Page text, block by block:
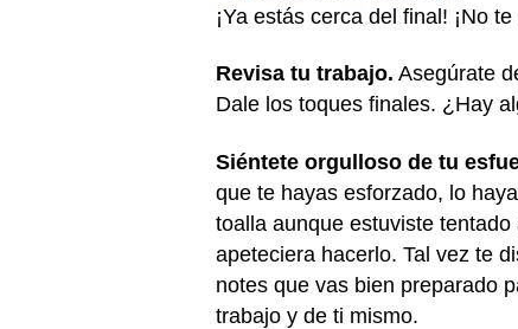
¡Ya estás cerca del final! ¡No
Revisa tu trabajo. Asegúrate
Dale los toques finales. ¿Hay
Siéntete orgulloso de tu
que te hayas esforzado, lo
toalla aunque estuviste
apeteciera hacerlo. Tal vez te
notes que vas bien preparado
trabajo y de ti mismo.